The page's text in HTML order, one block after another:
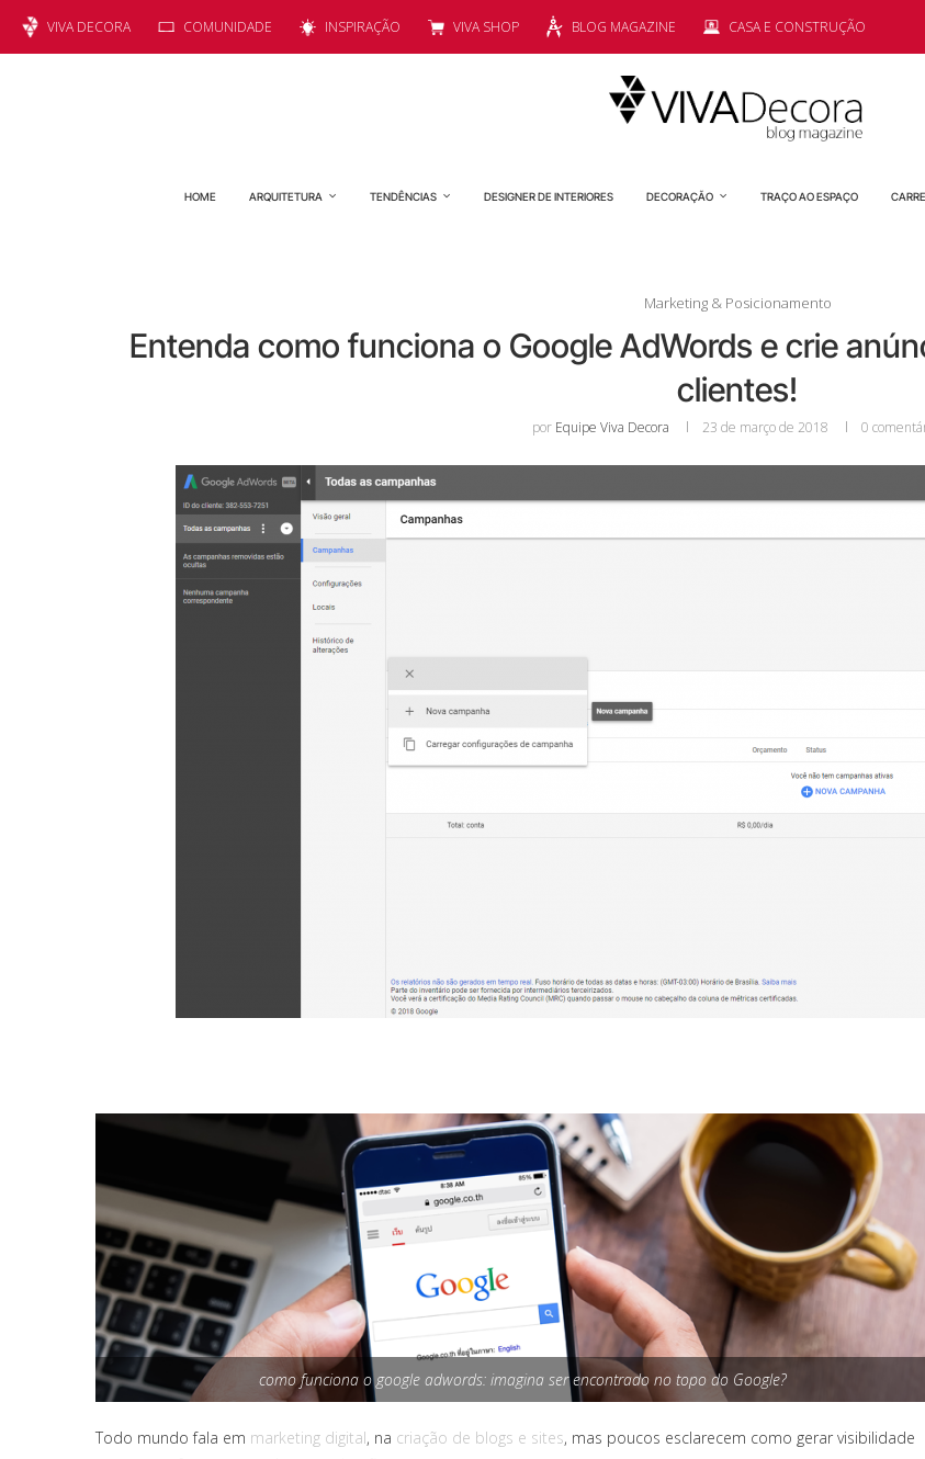
VIVA DECORA COMUNIDADE INSPIRAÇÃO VIVA SHOP BLOG MAGAZINE CASA E CONSTRUÇÃO
HOME ARQUITETURA TENDÊNCIAS DESIGNER DE INTERIORES DECORAÇÃO TRAÇO AO ESPAÇO
Marketing & Posicionamento
Entenda como funciona o Google AdWords e crie
clientes!
por Equipe Viva Decora 23 de março de 2018 0
como funciona o google adwords: imagina ser encontrado no topo do Google?
Todo mundo fala em marketing digital, na criação de blogs e sites, mas poucos esclarecem como gerar visibilidade